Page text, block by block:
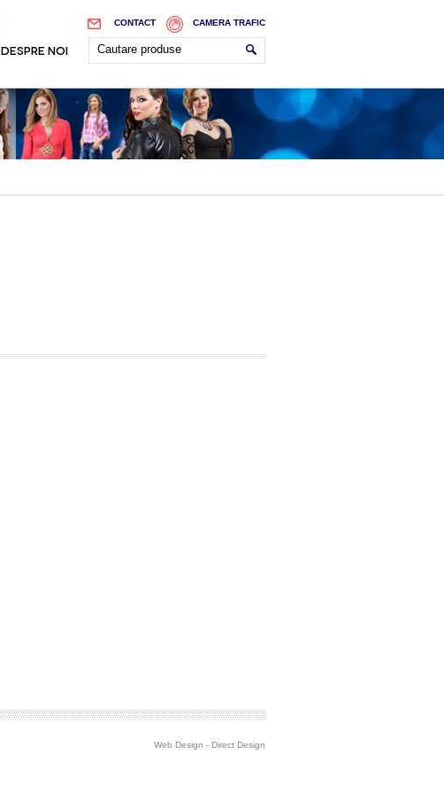
CAMERA TRAFIC
CONTACT
DESPRE NOI
Web Design - Direct Design